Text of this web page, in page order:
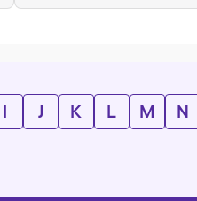
I J K L M N